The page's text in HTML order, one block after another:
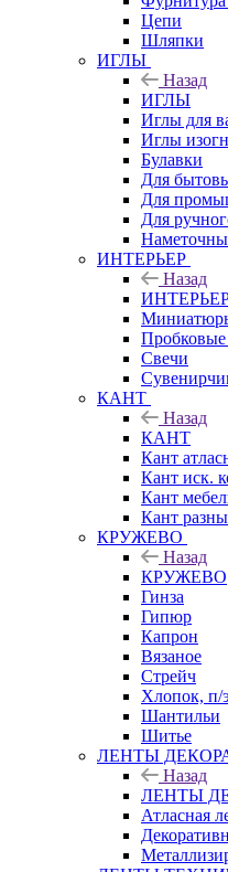
Цепи
Шляпки
ИГЛЫ
Назад
ИГЛЫ
Иглы для
Иглы
Булавки
Для
Для
Для
ИНТЕРЬЕР
Назад
Пробковые
Свечи
КАНТ
Назад
КАНТ
Кант
Кант иск.
Кант
Кант
КРУЖЕВО
Назад
КРУЖЕВО
Гинза
Гипюр
Капрон
Вязаное
Стрейч
Хлопок, п/
Шантильи
Шитье
ЛЕНТЫ
Назад
ЛЕНТЫ
Атласная